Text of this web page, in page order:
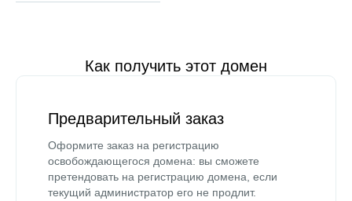
Как получить этот домен
Предварительный заказ
Оформите заказ на регистрацию
освобождающегося домена: вы сможете
претендовать на регистрацию домена, если
текущий администратор его не продлит.